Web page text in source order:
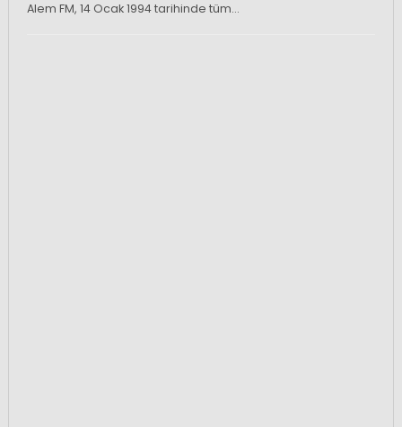
Alem FM, 14 Ocak 1994 tarihinde tüm…